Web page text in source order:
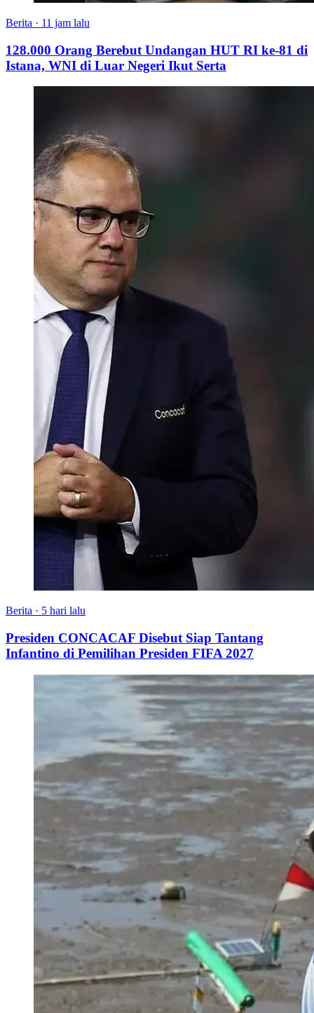
Berita · 11 jam lalu
128.000 Orang Berebut Undangan HUT RI ke-81 di
Istana, WNI di Luar Negeri Ikut Serta
Berita · 5 hari lalu
Presiden CONCACAF Disebut Siap Tantang
Infantino di Pemilihan Presiden FIFA 2027